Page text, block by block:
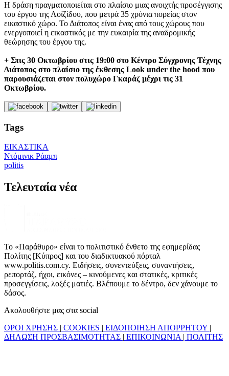
Η δράση πραγματοποιείται στο πλαίσιο μιας ανοιχτής προσέγγισης
του έργου της Λοϊζίδου, που μετρά 35 χρόνια πορείας στον
εικαστικό χώρο. Το Διάτοπος είναι ένας από τους χώρους που
ενεργοποιεί η εικαστικός με την ευκαιρία της αναδρομικής
θεώρησης του έργου της.
+ Στις 30 Οκτωβρίου στις 19:00 στο Κέντρο Σύγχρονης Τέχνης
Διάτοπος στο πλαίσιο της έκθεσης Look under the hood που
παρουσιάζεται στον πολυχώρο Γκαράζ μέχρι τις 31
Οκτωβρίου.
Tags
ΕΙΚΑΣΤΙΚΑ
Ντόμινικ Ράαμπ
politis
Τελευταία νέα
Το «Παράθυρο» είναι το πολιτιστικό ένθετο της εφημερίδας
Πολίτης [Κύπρος] και του διαδικτυακού πόρταλ
www.politis.com.cy. Ειδήσεις, συνεντεύξεις, συναντήσεις,
ρεπορτάζ, ήχοι, εικόνες – κινούμενες και στατικές, κριτικές
προσεγγίσεις, λοξές ματιές. Βλέπουμε το δέντρο, δεν χάνουμε το
δάσος.
Ακολουθήστε μας στα social
ΟΡΟΙ ΧΡΗΣΗΣ | COOKIES | ΕΙΔΟΠΟΙΗΣΗ ΑΠΟΡΡΗΤΟΥ |
ΔΗΛΩΣΗ ΠΡΟΣΒΑΣΙΜΟΤΗΤΑΣ | ΕΠΙΚΟΙΝΩΝΙΑ | ΠΟΛΙΤΗΣ